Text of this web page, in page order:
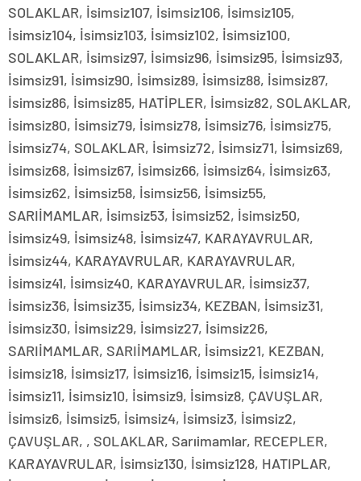
SOLAKLAR, İsimsiz107, İsimsiz106, İsimsiz105,
İsimsiz104, İsimsiz103, İsimsiz102, İsimsiz100,
SOLAKLAR, İsimsiz97, İsimsiz96, İsimsiz95, İsimsiz93,
İsimsiz91, İsimsiz90, İsimsiz89, İsimsiz88, İsimsiz87,
İsimsiz86, İsimsiz85, HATİPLER, İsimsiz82, SOLAKLAR,
İsimsiz80, İsimsiz79, İsimsiz78, İsimsiz76, İsimsiz75,
İsimsiz74, SOLAKLAR, İsimsiz72, İsimsiz71, İsimsiz69,
İsimsiz68, İsimsiz67, İsimsiz66, İsimsiz64, İsimsiz63,
İsimsiz62, İsimsiz58, İsimsiz56, İsimsiz55,
SARIİMAMLAR, İsimsiz53, İsimsiz52, İsimsiz50,
İsimsiz49, İsimsiz48, İsimsiz47, KARAYAVRULAR,
İsimsiz44, KARAYAVRULAR, KARAYAVRULAR,
İsimsiz41, İsimsiz40, KARAYAVRULAR, İsimsiz37,
İsimsiz36, İsimsiz35, İsimsiz34, KEZBAN, İsimsiz31,
İsimsiz30, İsimsiz29, İsimsiz27, İsimsiz26,
SARIİMAMLAR, SARIİMAMLAR, İsimsiz21, KEZBAN,
İsimsiz18, İsimsiz17, İsimsiz16, İsimsiz15, İsimsiz14,
İsimsiz11, İsimsiz10, İsimsiz9, İsimsiz8, ÇAVUŞLAR,
İsimsiz6, İsimsiz5, İsimsiz4, İsimsiz3, İsimsiz2,
ÇAVUŞLAR, , SOLAKLAR, Sarıimamlar, RECEPLER,
KARAYAVRULAR, İsimsiz130, İsimsiz128, HATIPLAR,